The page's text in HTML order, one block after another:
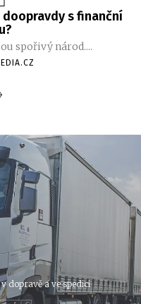
s finanční
spořivý národ....